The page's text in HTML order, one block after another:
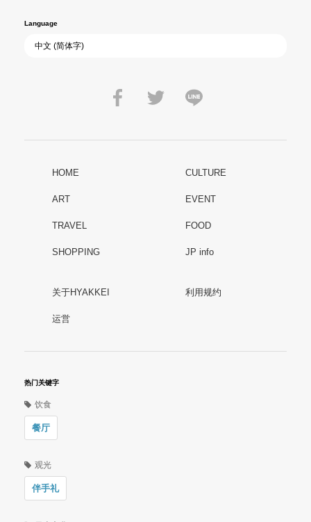
Language
HOME CULTURE
ART EVENT
TRAVEL FOOD
SHOPPING JP info
关于HYAKKEI 利用规约
运営
热门关键字
饮食
餐厅
观光
伴手礼